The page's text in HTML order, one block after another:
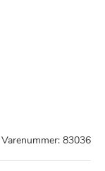
Varenummer: 83036